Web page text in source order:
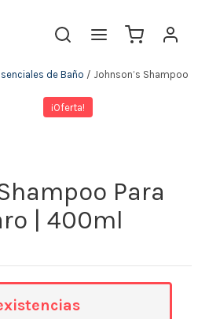
de Baño / Johnson’s Shampoo
¡Oferta!
Para
| 400ml